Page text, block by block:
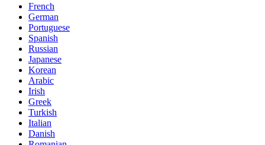
French
German
Portuguese
Spanish
Russian
Japanese
Korean
Arabic
Irish
Greek
Turkish
Italian
Danish